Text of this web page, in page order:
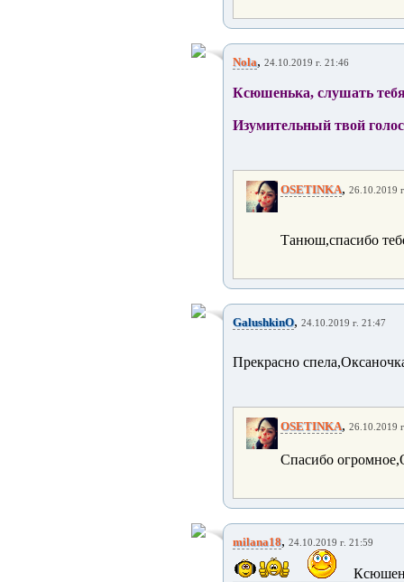
Nola, 24.10.2019 г. 21:46
Ксюшенька, слушать
Изумительный твой
OSETINKA, 26.10.2019
Танюш,спасибо
GalushkinO, 24.10.2019 г. 21:47
Прекрасно
OSETINKA, 26.10.2019
Спасибо
milana18, 24.10.2019 г. 21:59